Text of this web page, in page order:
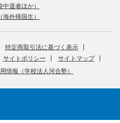
退者ほか）
外帰国生）
特定商取引法に基づく表示
サイトポリシー
サイトマップ
情報（学校法人河合塾）